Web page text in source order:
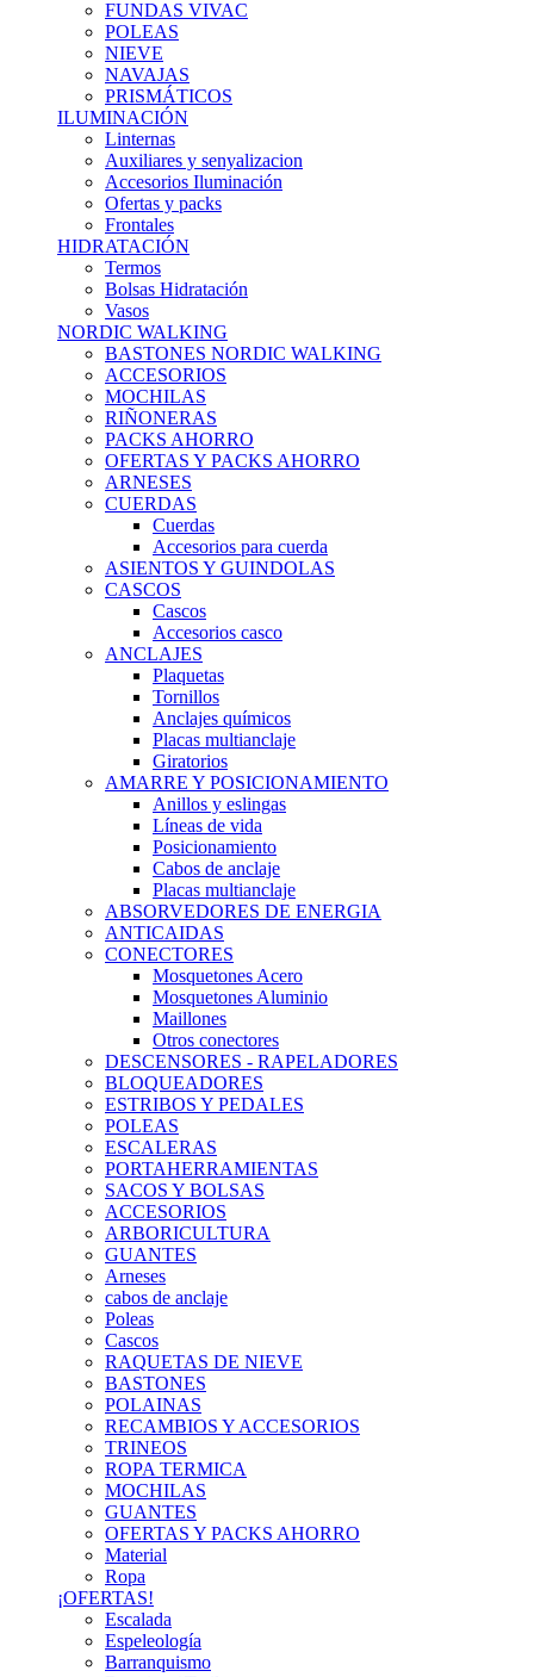
FUNDAS VIVAC
POLEAS
NIEVE
NAVAJAS
PRISMÁTICOS
ILUMINACIÓN
Linternas
Auxiliares y senyalizacion
Accesorios Iluminación
Ofertas y packs
Frontales
HIDRATACIÓN
Termos
Bolsas Hidratación
Vasos
NORDIC WALKING
BASTONES NORDIC WALKING
ACCESORIOS
MOCHILAS
RIÑONERAS
PACKS AHORRO
OFERTAS Y PACKS AHORRO
ARNESES
CUERDAS
Cuerdas
Accesorios para cuerda
ASIENTOS Y GUINDOLAS
CASCOS
Cascos
Accesorios casco
ANCLAJES
Plaquetas
Tornillos
Anclajes químicos
Placas multianclaje
Giratorios
AMARRE Y POSICIONAMIENTO
Anillos y eslingas
Líneas de vida
Posicionamiento
Cabos de anclaje
Placas multianclaje
ABSORVEDORES DE ENERGIA
ANTICAIDAS
CONECTORES
Mosquetones Acero
Mosquetones Aluminio
Maillones
Otros conectores
DESCENSORES - RAPELADORES
BLOQUEADORES
ESTRIBOS Y PEDALES
POLEAS
ESCALERAS
PORTAHERRAMIENTAS
SACOS Y BOLSAS
ACCESORIOS
ARBORICULTURA
GUANTES
Arneses
cabos de anclaje
Poleas
Cascos
RAQUETAS DE NIEVE
BASTONES
POLAINAS
RECAMBIOS Y ACCESORIOS
TRINEOS
ROPA TERMICA
MOCHILAS
GUANTES
OFERTAS Y PACKS AHORRO
Material
Ropa
¡OFERTAS!
Escalada
Espeleología
Barranquismo